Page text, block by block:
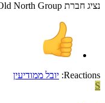
נציג חברת Old North Group, המתמחים בהשקעות נדל"ן בארה"ב.
Reactions: יובל ממודיעין
S